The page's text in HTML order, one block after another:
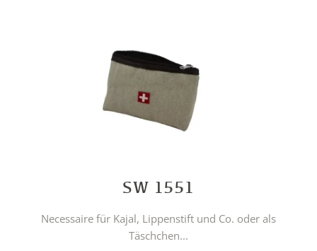
SW 1551
Necessaire für Kajal, Lippenstift und Co. oder als
Täschchen...